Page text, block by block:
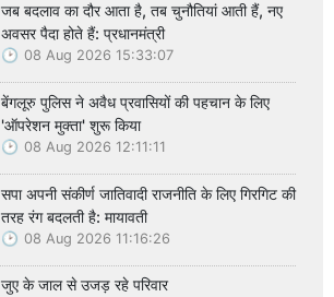
जब बदलाव का दौर आता है, तब चुनौतियां आती हैं, नए
अवसर पैदा होते हैं: प्रधानमंत्री
08 Aug 2026 15:33:07
बेंगलूरु पुलिस ने अवैध प्रवासियों की पहचान के लिए
'ऑपरेशन मुक्ता' शुरू किया
08 Aug 2026 12:11:11
सपा अपनी संकीर्ण जातिवादी राजनीति के लिए गिरगिट की
तरह रंग बदलती है: मायावती
08 Aug 2026 11:16:26
जुए के जाल से उजड़ रहे परिवार